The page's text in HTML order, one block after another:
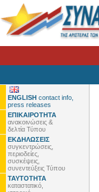
ENGLISH contact info,
press releases
ΕΠΙΚΑΙΡΟΤΗΤΑ
ανακοινώσεις &
δελτία Τύπου
ΕΚΔΗΛΩΣΕΙΣ
συγκεντρώσεις,
περιοδείες,
συσκέψεις,
συνεντεύξεις Τύπου
ΤΑΥΤΟΤΗΤΑ
καταστατικό,